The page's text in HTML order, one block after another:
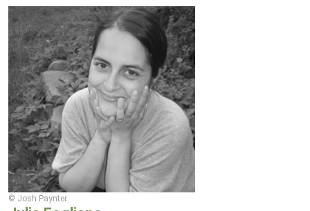
© Josh Paynter